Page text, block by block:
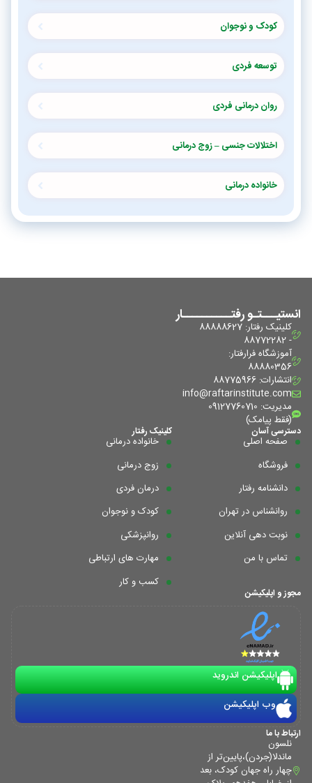
کودک و نوجوان
توسعه فردی
روان درمانی فردی
اختلالات جنسی – زوج درمانی
خانواده درمانی
انستیـــتـو رفتــــــــــار
کلینیک رفتار: 88888627
- 88772282
آموزشگاه فرا‌رفتار:
88880356
انتشارات: 88775966
info@raftarinstitute.com
مدیریت: 09127760710
(فقط پیامک)
دسترسی آسان
صفحه اصلی
فروشگاه
دانشنامه رفتار
روانشناس در تهران
نوبت دهی آنلاین
تماس با من
کلینیک رفتار
خانواده درمانی
زوج درمانی
درمان فردی
کودک و نوجوان
روانپزشکی
مهارت های ارتباطی
کسب و کار
مجوز و اپلیکیشن
اپلیکیشن اندروید
وب اپلیکیشن
ارتباط با ما
نلسون
ماندلا(جردن)،پایین‌تر از
چهار راه جهان کودک، بعد